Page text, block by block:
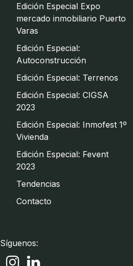
Edición Especial Expo
mercado inmobiliario Puerto
Varas
Edición Especial:
Autoconstrucción
Edición Especial: Terrenos
Edición Especial: CIGSA
2023
Edición Especial: Inmofest 1º
Vivienda
Edición Especial: Fevent
2023
Tendencias
Contacto
Síguenos: